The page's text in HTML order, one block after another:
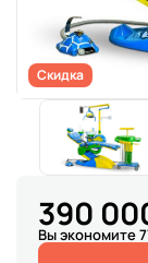
Скидка
390
Вы экономите